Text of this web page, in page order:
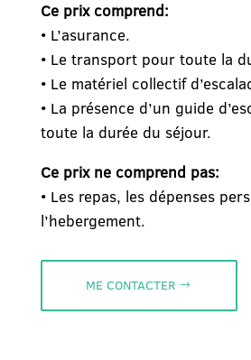
Ce prix comprend:
• L’asurance.
• Le transport pour toute la
• Le matériel collectif
• La présence d’un guide
toute la durée du séjour.
Ce prix ne comprend pas:
• Les repas, les dépenses
l’hebergement.
ME CONTACTER